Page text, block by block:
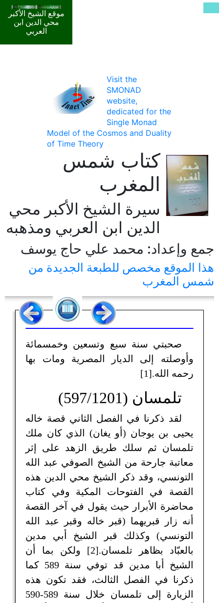
موقع الشيخ الأكبر
محي الدين ابن
العربي
Visit the
SMONAD
website,
dedicated for the
Single Monad
Model of the Cosmos and Duality
of Time Theory
كتاب شمس
المغرب
سيرة الشيخ الأكبر محي
الدين ابن العربي ومذهبه
جمع وإعداد: محمد علي حاج يوسف
هذا الموقع مخصص للطبعة الجديدة من
شمس المغرب
صحبتي سنة سبع وتسعين وخمسمائة
وأوصلته إلى الديار المصرية ومات بها
رحمه الله.[1]
تلمسان (597/1201)
لقد ذكرنا في الفصل الثاني قصة خاله
يحيى بن يوجان (أو يغان) الذي كان ملك
تلمسان ثم سلك طريق الزهد على إثر
معاتبة جارحة من الشيخ الصوفي عبد الله
التونسي، وقد ذكر الشيخ محي الدين هذه
القصة في الفتوحات المكية وفي كتاب
محاضرة الأبرار حيث يقول في آخر القصة
أنه زار قبريهما (قبر خاله وقبر عبد الله
التونسي) وكذلك قبر الشيخ أبي مدين
بالعبّاد بظاهر تلمسان.[2] ولكن بما أن
الشيخ أبا مدين قد توفي سنة 589 كما
ذكرنا في الفصل الثالث، فقد تكون هذه
الزيارة إلى تلمسان خلال سنة 589-590